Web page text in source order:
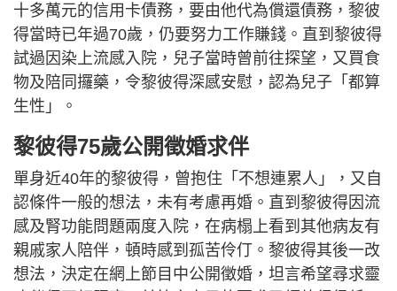
十多萬元的信用卡債務，要由他代為償還債務，黎彼
得當時已年過70歲，仍要努力工作賺錢。直到黎彼得
試過因染上流感入院，兒子當時曾前往探望，又買食
物及陪同攞藥，令黎彼得深感安慰，認為兒子「都算
生性」。
黎彼得75歲公開徵婚求伴
單身近40年的黎彼得，曾抱住「不想連累人」，又自
認條件一般的想法，未有考慮再婚。直到黎彼得因流
感及腎功能問題兩度入院，在病榻上看到其他病友有
親戚家人陪伴，頓時感到孤苦伶仃。黎彼得其後一改
想法，決定在網上節目中公開徵婚，坦言希望尋求靈